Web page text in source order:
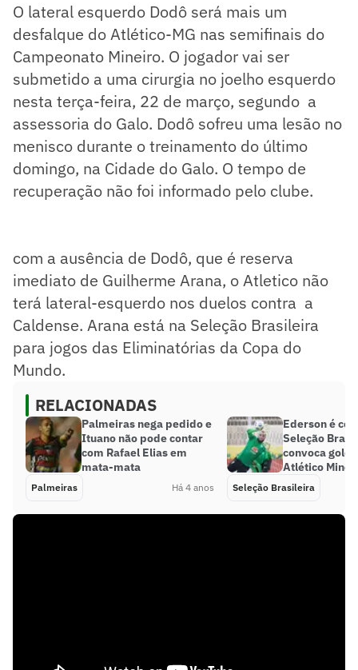
O lateral esquerdo Dodô será mais um
desfalque do Atlético-MG nas semifinais do
Campeonato Mineiro. O jogador vai ser
submetido a uma cirurgia no joelho esquerdo
nesta terça-feira, 22 de março, segundo a
assessoria do Galo. Dodô sofreu uma lesão no
menisco durante o treinamento do último
domingo, na Cidade do Galo. O tempo de
recuperação não foi informado pelo clube.
com a ausência de Dodô, que é reserva
imediato de Guilherme Arana, o Atletico não
terá lateral-esquerdo nos duelos contra a
Caldense. Arana está na Seleção Brasileira
para jogos das Eliminatórias da Copa do
Mundo.
RELACIONADAS
Palmeiras nega pedido e
Ituano não pode contar
com Rafael Elias em
mata-mata
Palmeiras Há 4 anos
Ederson é
Seleção
convoca
Atlético
Seleção Brasileira